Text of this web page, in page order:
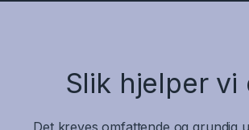
Slik hjelper vi
Det kreves omfattende og grundig